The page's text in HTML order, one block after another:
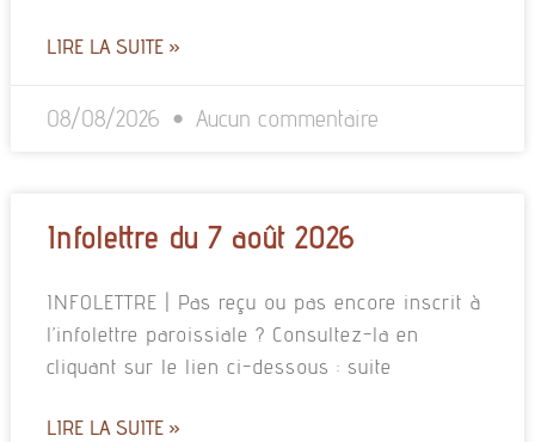
LIRE LA SUITE »
08/08/2026 Aucun commentaire
Infolettre du 7 août 2026
INFOLETTRE | Pas reçu ou pas encore inscrit à
l’infolettre paroissiale ? Consultez-la en
cliquant sur le lien ci-dessous : suite
LIRE LA SUITE »